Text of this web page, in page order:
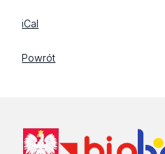
iCal
Powrót